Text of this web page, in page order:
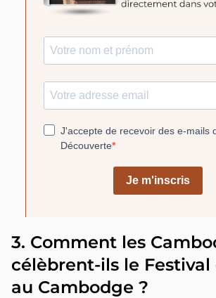
3. Comment les
célèbrent-ils le Festival
au Cambodge ?